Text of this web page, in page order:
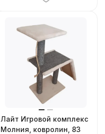
Лайт Игровой комплекс
Молния, ковролин, 83